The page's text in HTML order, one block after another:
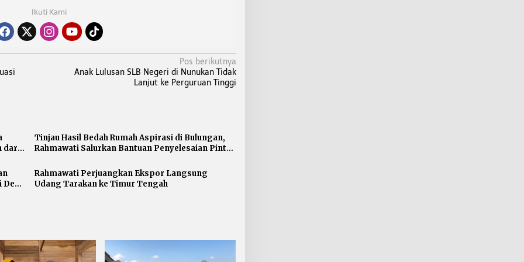
Ikuti Kami
Pos berikutnya
Anak Lulusan SLB Negeri di Nunukan Tidak
Lanjut ke Perguruan Tinggi
dari
Tinjau Hasil Bedah Rumah Aspirasi di Bulungan,
Rahmawati Salurkan Bantuan Penyelesaian Pintu
Rahmawati Perjuangkan Ekspor Langsung
Udang Tarakan ke Timur Tengah